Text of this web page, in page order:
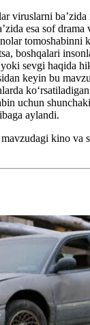
viruslarni
esa sof drama
tomoshabinni
boshqalari
sevgi haqida
keyin bu
uchun
aylandi.
kino va